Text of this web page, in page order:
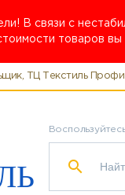
В связи с
товаров
ТЦ Текстиль Профи
search